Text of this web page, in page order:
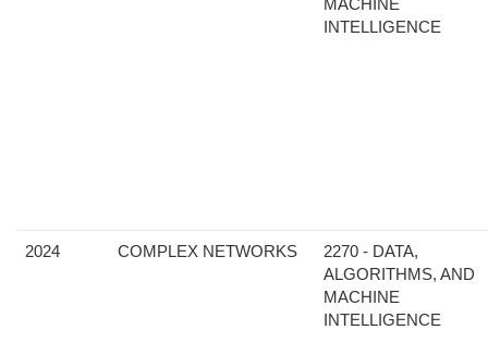
MACHINE
INTELLIGENCE
2024 COMPLEX NETWORKS
2270 - DATA,
ALGORITHMS, AND
MACHINE
INTELLIGENCE